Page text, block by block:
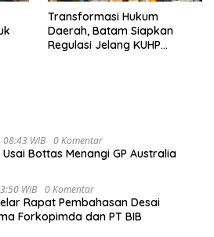
Transformasi Hukum
Daerah, Batam Siapkan
Regulasi Jelang KUHP
WIB 0 Komentar
Usai Bottas Menangi GP Australia
WIB 0 Komentar
Rapat Pembahasan Desai
Forkopimda dan PT BIB